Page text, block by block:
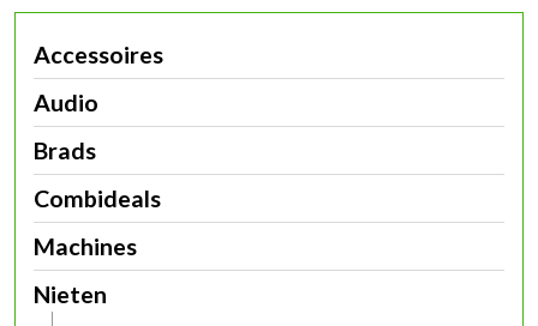
Accessoires
Audio
Brads
Combideals
Machines
Nieten